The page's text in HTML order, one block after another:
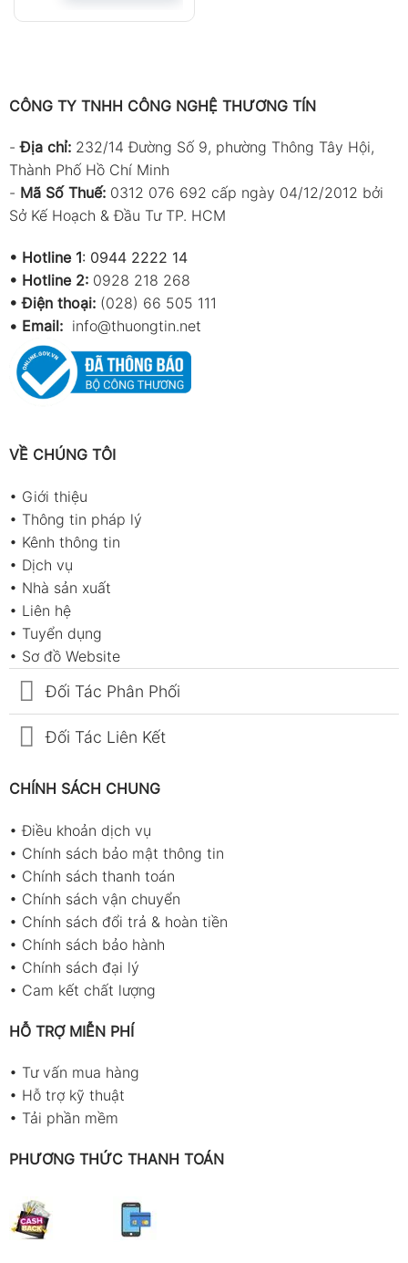
CÔNG TY TNHH CÔNG NGHỆ THƯƠNG TÍN
-Địa chỉ: 232/14 Đường Số 9, phường Thông Tây Hội,
Thành Phố Hồ Chí Minh
- Mã Số Thuế: 0312 076 692 cấp ngày 04/12/2012 bởi
Sở Kế Hoạch & Đầu Tư TP. HCM
• Hotline 1: 0944 2222 14
• Hotline 2: 0928 218 268
• Điện thoại: (028) 66 505 111
• Email: info@thuongtin.net
VỀ CHÚNG TÔI
• Giới thiệu
• Thông tin pháp lý
• Kênh thông tin
• Dịch vụ
• Nhà sản xuất
• Liên hệ
• Tuyển dụng
• Sơ đồ Website
Đối Tác Phân Phối
Đối Tác Liên Kết
CHÍNH SÁCH CHUNG
•Điều khoản dịch vụ
• Chính sách bảo mật thông tin
• Chính sách thanh toán
• Chính sách vận chuyển
• Chính sách đổi trả & hoàn tiền
• Chính sách bảo hành
• Chính sách đại lý
• Cam kết chất lượng
HỖ TRỢ MIỄN PHÍ
• Tư vấn mua hàng
• Hỗ trợ kỹ thuật
• Tải phần mềm
PHƯƠNG THỨC THANH TOÁN